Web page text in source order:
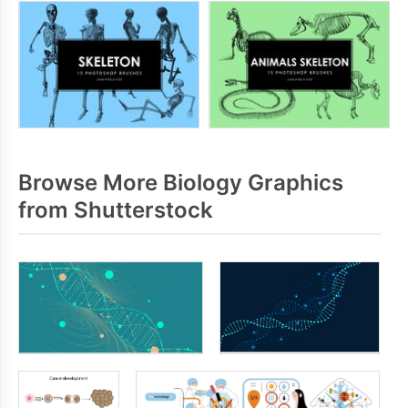
Browse More Biology Graphics
from Shutterstock